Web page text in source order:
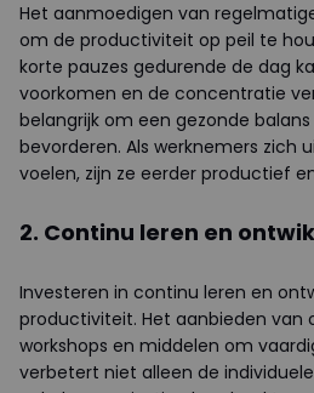
Het aanmoedigen van
om de productiviteit op peil te
korte pauzes gedurende de dag
voorkomen en de concentratie
belangrijk om een gezonde
bevorderen. Als werknemers zich
voelen, zijn ze eerder productief
2. Continu leren en
Investeren in continu leren en
productiviteit. Het aanbieden van
workshops en middelen om
verbetert niet alleen de